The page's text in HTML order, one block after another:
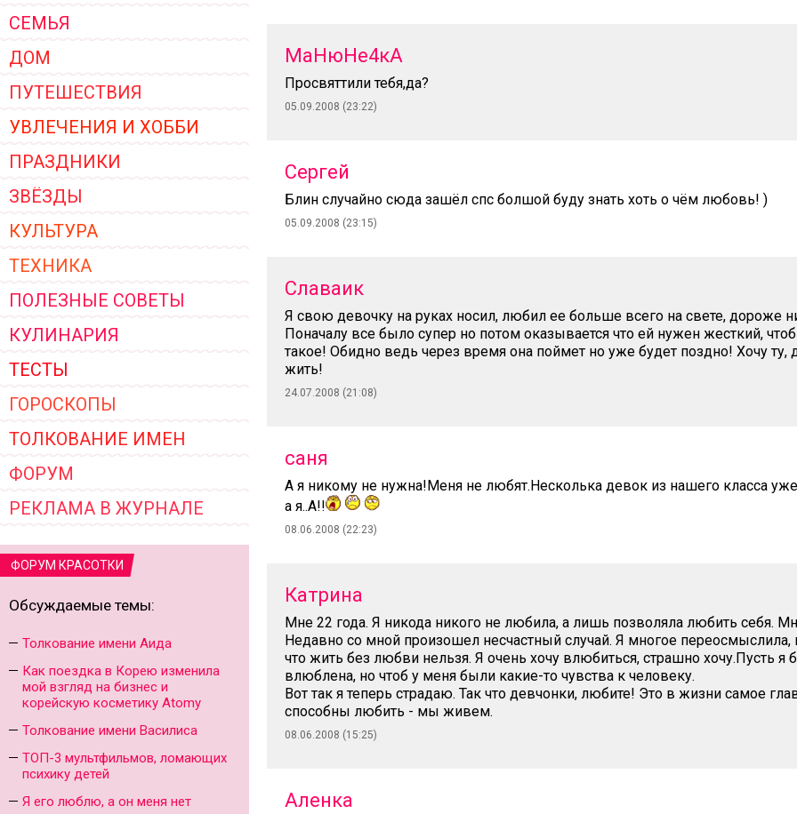
СЕМЬЯ
ДОМ
ПУТЕШЕСТВИЯ
УВЛЕЧЕНИЯ И ХОББИ
ПРАЗДНИКИ
ЗВЁЗДЫ
КУЛЬТУРА
ТЕХНИКА
ПОЛЕЗНЫЕ СОВЕТЫ
КУЛИНАРИЯ
ТЕСТЫ
ГОРОСКОПЫ
ТОЛКОВАНИЕ ИМЕН
ФОРУМ
РЕКЛАМА В ЖУРНАЛЕ
ФОРУМ КРАСОТКИ
Обсуждаемые темы:
Толкование имени Аида
Как поездка в Корею изменила
мой взгляд на бизнес и
корейскую косметику Atomy
Толкование имени Василиса
ТОП-3 мультфильмов, ломающих
психику детей
Я его люблю, а он меня нет
МаНюНе4кА
Просвяттили тебя,да?
05.09.2008 (23:22)
Сергей
Блин случайно сюда зашёл спс болшой буду знать хоть о чём любовь! )
05.09.2008 (23:15)
Славаик
Я свою девочку на руках носил, любил ее больше всего на свете, дороже
Поначалу все было супер но потом оказывается что ей нужен жесткий,
такое! Обидно ведь через время она поймет но уже будет поздно! Хочу ту,
жить!
24.07.2008 (21:08)
саня
А я никому не нужна!Меня не любят.Несколька девок из нашего класса
а я..А!!
08.06.2008 (22:23)
Катрина
Мне 22 года. Я никода никого не любила, а лишь позволяла любить себя.
Недавно со мной произошел несчастный случай. Я многое
что жить без любви нельзя. Я очень хочу влюбиться, страшно хочу.Пусть я
влюблена, но чтоб у меня были какие-то чувства к человеку.
Вот так я теперь страдаю. Так что девчонки, любите! Это в жизни самое
способны любить - мы живем.
08.06.2008 (15:25)
Аленка